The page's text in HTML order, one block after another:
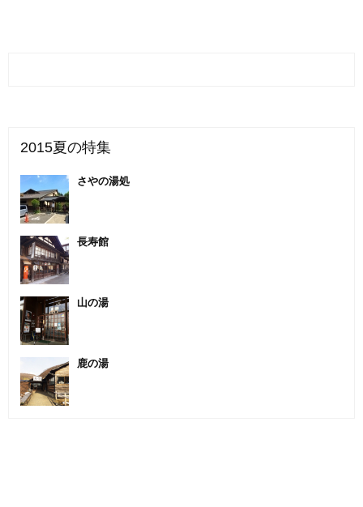
2015夏の特集
さやの湯処
長寿館
山の湯
鹿の湯